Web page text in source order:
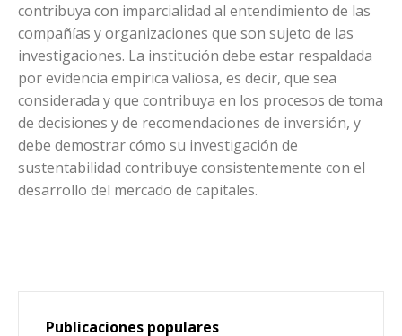
contribuya con imparcialidad al entendimiento de las
compañías y organizaciones que son sujeto de las
investigaciones. La institución debe estar respaldada
por evidencia empírica valiosa, es decir, que sea
considerada y que contribuya en los procesos de toma
de decisiones y de recomendaciones de inversión, y
debe demostrar cómo su investigación de
sustentabilidad contribuye consistentemente con el
desarrollo del mercado de capitales.
Publicaciones populares